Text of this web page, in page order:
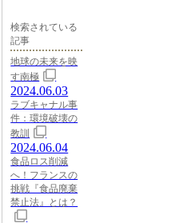
検索されている
記事
地球の未来を映
す南極
2024.06.03
ラブキャナル事
件：環境破壊の
教訓
2024.06.04
食品ロス削減
へ！フランスの
挑戦『食品廃棄
禁止法』とは？